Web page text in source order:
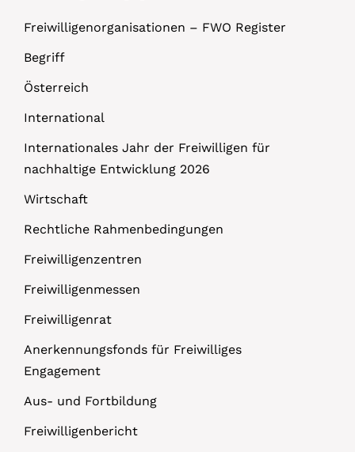
Freiwilligenorganisationen – FWO Register
Begriff
Österreich
International
Internationales Jahr der Freiwilligen für
nachhaltige Entwicklung 2026
Wirtschaft
Rechtliche Rahmenbedingungen
Freiwilligenzentren
Freiwilligenmessen
Freiwilligenrat
Anerkennungsfonds für Freiwilliges
Engagement
Aus- und Fortbildung
Freiwilligenbericht